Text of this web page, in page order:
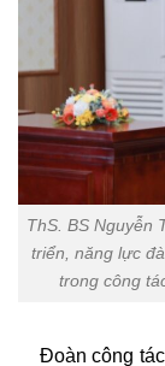
ThS. BS Nguyễn
triển, năng lực
trong công
Đoàn công